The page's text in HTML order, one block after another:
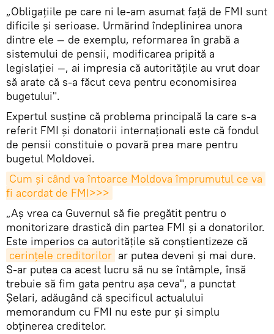
„Obligațiile pe care ni le-am asumat față de FMI sunt
dificile și serioase. Urmărind îndeplinirea unora
dintre ele — de exemplu, reformarea în grabă a
sistemului de pensii, modificarea pripită a
legislației —, ai impresia că autoritățile au vrut doar
să arate că s-a făcut ceva pentru economisirea
bugetului".
Expertul susține că problema principală la care s-a
referit FMI și donatorii internaționali este că fondul
de pensii constituie o povară prea mare pentru
bugetul Moldovei.
Cum şi când va întoarce Moldova împrumutul ce va
fi acordat de FMI>>>
„Aș vrea ca Guvernul să fie pregătit pentru o
monitorizare drastică din partea FMI și a donatorilor.
Este imperios ca autoritățile să conștientizeze că
cerințele creditorilor ar putea deveni și mai dure.
S-ar putea ca acest lucru să nu se întâmple, însă
trebuie să fim gata pentru așa ceva", a punctat
Șelari, adăugând că specificul actualului
memorandum cu FMI nu este pur și simplu
obținerea creditelor.